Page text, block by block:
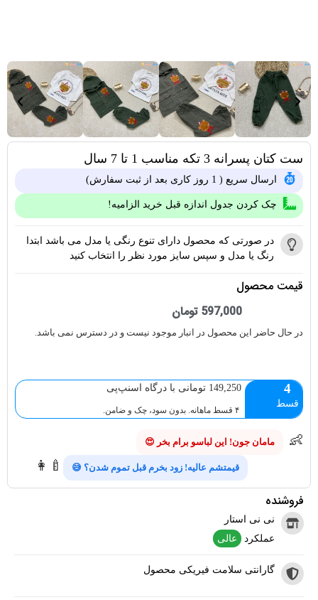
فروشنده
نی نی استار
عملکرد
عالی
گارانتی سلامت فیریکی محصول
ست کتان پسرانه 3 تکه مناسب 1 تا 7 سال
ارسال سریع ( 1 روز کاری بعد از ثبت سفارش)
چک کردن جدول اندازه قبل خرید الزامیه!
در صورتی که محصول دارای تنوع رنگی یا مدل می باشد ابتدا
رنگ یا مدل و سپس سایز مورد نظر را انتخاب کنید
قیمت محصول
597,000 تومان
در حال حاضر این محصول در انبار موجود نیست و در دسترس نمی باشد.
4
قسط
149,250 تومانی با درگاه اسنپ‌پی
۴ قسط ماهانه. بدون سود، چک و ضامن.
👶 مامان جون! این لباسو برام بخر 😍
👩‍🍼 قیمتشم عالیه! زود بخرم قبل تموم شدن؟ 😅